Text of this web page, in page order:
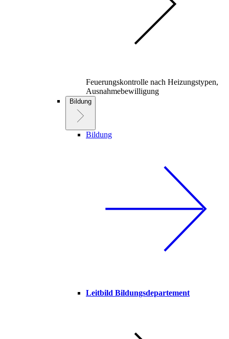
Feuerungskontrolle nach Heizungstypen,
Ausnahmebewilligung
Bildung
Bildung
Leitbild Bildungsdepartement